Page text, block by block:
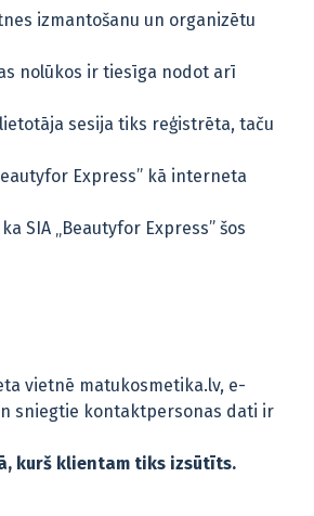
izmantošanu un organizētu
nolūkos ir tiesīga nodot arī
sesija tiks reģistrēta, taču
Express” kā interneta
SIA „Beautyfor Express” šos
vietnē matukosmetika.lv, e-
sniegtie kontaktpersonas dati ir
kurš klientam tiks izsūtīts.